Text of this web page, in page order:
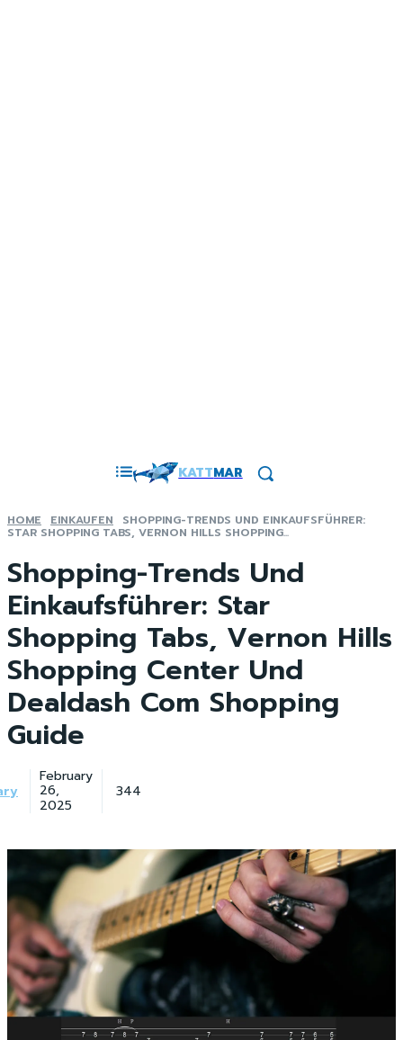
KATTMAR
HOME EINKAUFEN SHOPPING-TRENDS UND EINKAUFSFÜHRER:
STAR SHOPPING TABS, VERNON HILLS SHOPPING...
Shopping-Trends Und
Einkaufsführer: Star
Shopping Tabs, Vernon Hills
Shopping Center Und
Dealdash Com Shopping
Guide
February
26,
2025
344